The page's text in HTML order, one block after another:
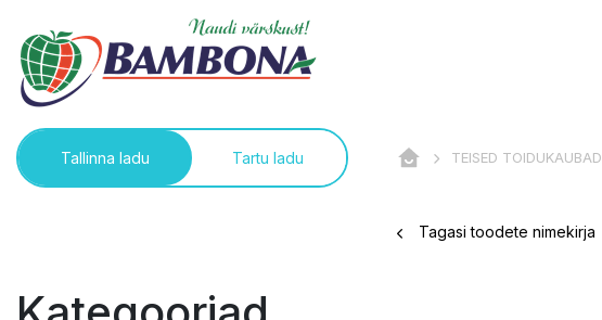
Tallinna ladu Tartu ladu TEISED TOIDUKAUBAD
Tagasi toodete nimekirja